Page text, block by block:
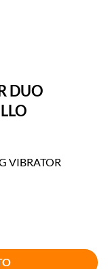
DUO
VIBRATOR
AMARILLO